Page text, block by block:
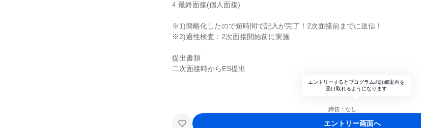
4.最終面接(個人面接)
※1)簡略化したので短時間で記入が完了！2次面接前までに送信！
※2)適性検査：2次面接開始前に実施
提出書類
二次面接時からES提出
エントリーするとプログラムの詳細案内を
受け取れるようになります
締切：なし
エントリー画面へ